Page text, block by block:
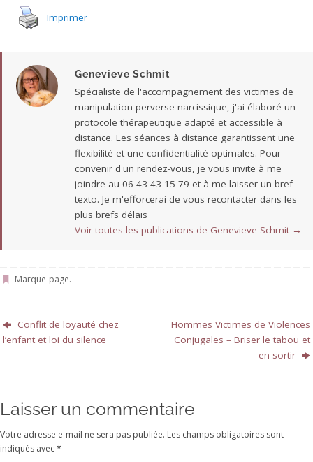
Imprimer
Genevieve Schmit
Spécialiste de l'accompagnement des victimes de
manipulation perverse narcissique, j'ai élaboré un
protocole thérapeutique adapté et accessible à
distance. Les séances à distance garantissent une
flexibilité et une confidentialité optimales. Pour
convenir d'un rendez-vous, je vous invite à me
joindre au 06 43 43 15 79 et à me laisser un bref
texto. Je m'efforcerai de vous recontacter dans les
plus brefs délais
Voir toutes les publications de Genevieve Schmit →
Marque-page.
Conflit de loyauté chez
l’enfant et loi du silence
Hommes Victimes de Violences
Conjugales – Briser le tabou et
en sortir
Laisser un commentaire
Votre adresse e-mail ne sera pas publiée. Les champs obligatoires sont
indiqués avec*